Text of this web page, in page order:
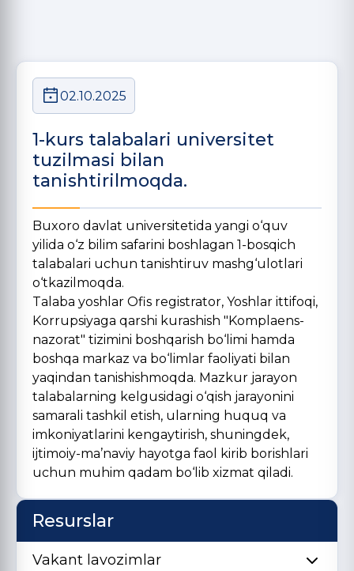
02.10.2025
1-kurs talabalari universitet
tuzilmasi bilan
tanishtirilmoqda.
Buxoro davlat universitetida yangi o‘quv
yilida o‘z bilim safarini boshlagan 1-bosqich
talabalari uchun tanishtiruv mashg‘ulotlari
o‘tkazilmoqda.
Talaba yoshlar Ofis registrator, Yoshlar ittifoqi,
Korrupsiyaga qarshi kurashish "Komplaens-
nazorat" tizimini boshqarish bo‘limi hamda
boshqa markaz va bo‘limlar faoliyati bilan
yaqindan tanishishmoqda. Mazkur jarayon
talabalarning kelgusidagi o‘qish jarayonini
samarali tashkil etish, ularning huquq va
imkoniyatlarini kengaytirish, shuningdek,
ijtimoiy-ma’naviy hayotga faol kirib borishlari
uchun muhim qadam bo‘lib xizmat qiladi.
Resurslar
Vakant lavozimlar